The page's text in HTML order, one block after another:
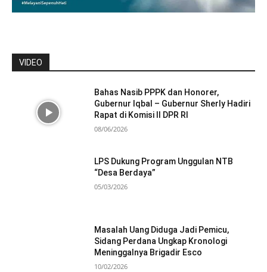
VIDEO
Bahas Nasib PPPK dan Honorer,
Gubernur Iqbal – Gubernur Sherly Hadiri
Rapat di Komisi II DPR RI
08/06/2026
LPS Dukung Program Unggulan NTB
“Desa Berdaya”
05/03/2026
Masalah Uang Diduga Jadi Pemicu,
Sidang Perdana Ungkap Kronologi
Meninggalnya Brigadir Esco
10/02/2026